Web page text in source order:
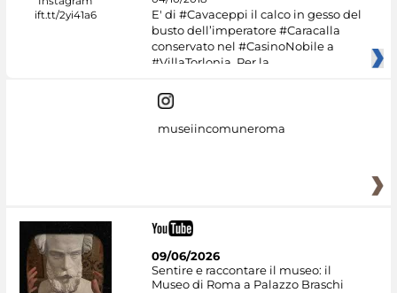
E' di #Cavaceppi il calco in gesso del
busto dell’imperatore #Caracalla
conservato nel #CasinoNobile a
#VillaTorlonia. Per la
museiincomuneroma
09/06/2026
Sentire e raccontare il museo: il
Museo di Roma a Palazzo Braschi